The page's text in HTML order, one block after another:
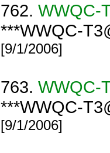
762. WWQC-
***WWQC-
[9/1/2006]
763. WWQC-
***WWQC-
[9/1/2006]